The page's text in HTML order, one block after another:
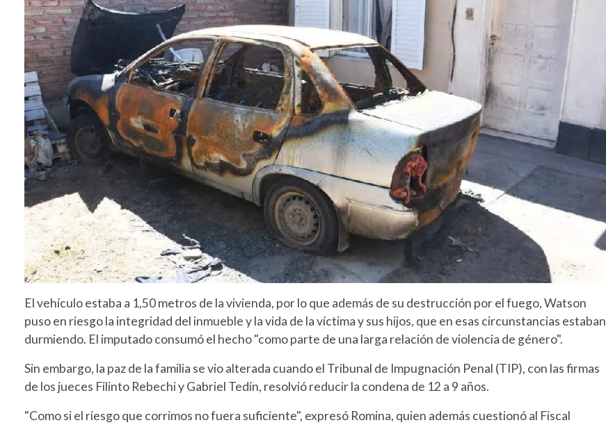
El vehículo estaba a 1,50 metros de la vivienda, por lo que además de su destrucción por el fuego, Watson
puso en riesgo la integridad del inmueble y la vida de la víctima y sus hijos, que en esas circunstancias estaban
durmiendo. El imputado consumó el hecho "como parte de una larga relación de violencia de género".
Sin embargo, la paz de la familia se vio alterada cuando el Tribunal de Impugnación Penal (TIP), con las firmas
de los jueces Filinto Rebechi y Gabriel Tedín, resolvió reducir la condena de 12 a 9 años.
"Como si el riesgo que corrimos no fuera suficiente", expresó Romina, quien además cuestionó al Fiscal